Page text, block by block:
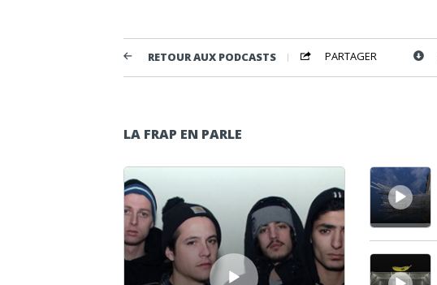
RETOUR AUX PODCASTS PARTAGER
LA FRAP EN PARLE
Lecteur audio
Lecteur audio
Lecteur audio